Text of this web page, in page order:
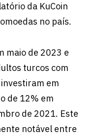
da KuCoin
no país.
maio de 2023 e
turcos com
em
de 12% em
de 2021. Este
notável entre